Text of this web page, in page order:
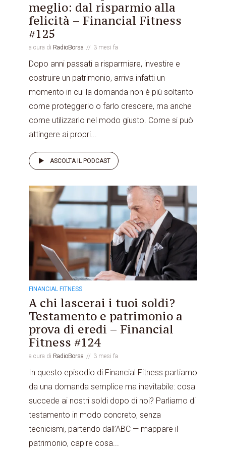
meglio: dal risparmio alla
felicità – Financial Fitness
#125
a cura di RadioBorsa 3 mesi fa
Dopo anni passati a risparmiare, investire e
costruire un patrimonio, arriva infatti un
momento in cui la domanda non è più soltanto
come proteggerlo o farlo crescere, ma anche
come utilizzarlo nel modo giusto. Come si può
attingere ai propri...
ASCOLTA IL PODCAST
FINANCIAL FITNESS
A chi lascerai i tuoi soldi?
Testamento e patrimonio a
prova di eredi – Financial
Fitness #124
a cura di RadioBorsa 3 mesi fa
In questo episodio di Financial Fitness partiamo
da una domanda semplice ma inevitabile: cosa
succede ai nostri soldi dopo di noi? Parliamo di
testamento in modo concreto, senza
tecnicismi, partendo dall’ABC — mappare il
patrimonio, capire cosa...